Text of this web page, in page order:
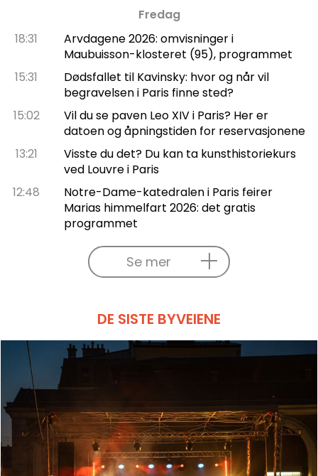
Fredag
18:31
Arvdagene 2026: omvisninger i
Maubuisson-klosteret (95), programmet
15:31
Dødsfallet til Kavinsky: hvor og når vil
begravelsen i Paris finne sted?
15:02
Vil du se paven Leo XIV i Paris? Her er
datoen og åpningstiden for reservasjonene
13:21
Visste du det? Du kan ta kunsthistoriekurs
ved Louvre i Paris
12:48
Notre-Dame-katedralen i Paris feirer
Marias himmelfart 2026: det gratis
programmet
Se mer
DE SISTE BYVEIENE